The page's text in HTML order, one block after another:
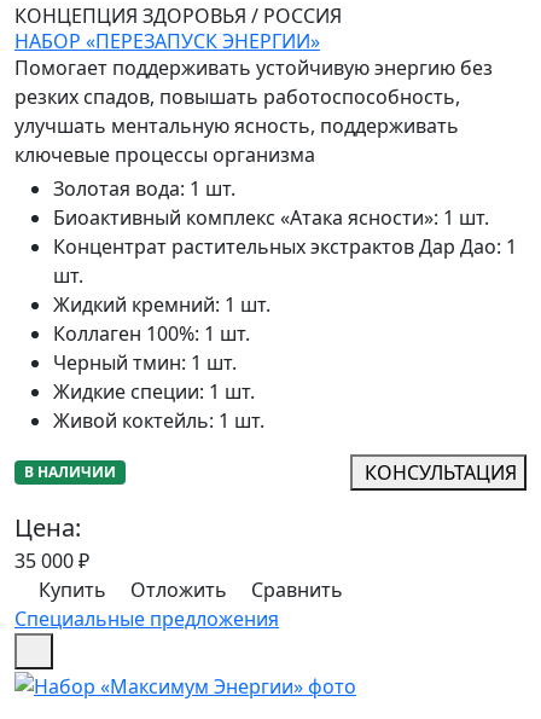
КОНЦЕПЦИЯ ЗДОРОВЬЯ / РОССИЯ
НАБОР «ПЕРЕЗАПУСК ЭНЕРГИИ»
Помогает поддерживать устойчивую энергию без
резких спадов, повышать работоспособность,
улучшать ментальную ясность, поддерживать
ключевые процессы организма
Золотая вода: 1 шт.
Биоактивный комплекс «Атака ясности»: 1 шт.
Концентрат растительных экстрактов Дар Дао: 1
шт.
Жидкий кремний: 1 шт.
Коллаген 100%: 1 шт.
Черный тмин: 1 шт.
Жидкие специи: 1 шт.
Живой коктейль: 1 шт.
В НАЛИЧИИ КОНСУЛЬТАЦИЯ
Цена:
35 000₽
Купить
Отложить
Сравнить
Специальные предложения